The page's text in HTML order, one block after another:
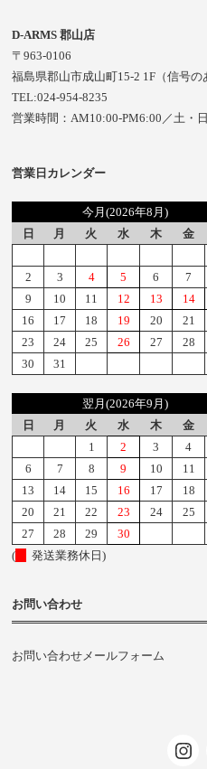
D-ARMS 郡山店
〒963-0106
福島県郡山市成山町15-2 1F（信号の
TEL:024-954-8235
営業時間：AM10:00-PM6:00／土・
営業日カレンダー
今月(2026年8月)
日
月 火 水 木 金
2
3 4 5 6 7
9
10 11 12 13 14
16
17 18 19 20 21
23
24 25 26 27 28
30
31
翌月(2026年9月)
日
月 火 水 木 金
1
2 3 4
6
7 8 9 10 11
13
14 15 16 17 18
20
21 22 23 24 25
27
28 29
30
(
発送業務休日)
お問い合わせ
お問い合わせメールフォーム